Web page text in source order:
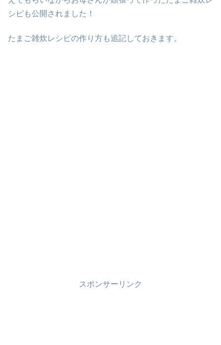
シピも公開されました！
たまご雑炊レシピの作り方も追記しておきます。
スポンサーリンク